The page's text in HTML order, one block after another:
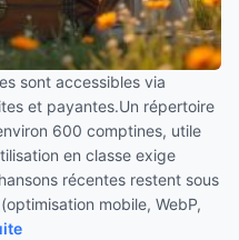
sont accessibles via
et payantes.Un répertoire
600 comptines, utile
en classe exige
récentes restent sous
mobile, WebP,